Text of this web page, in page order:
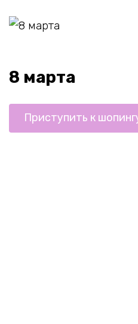
8 марта
Приступить к